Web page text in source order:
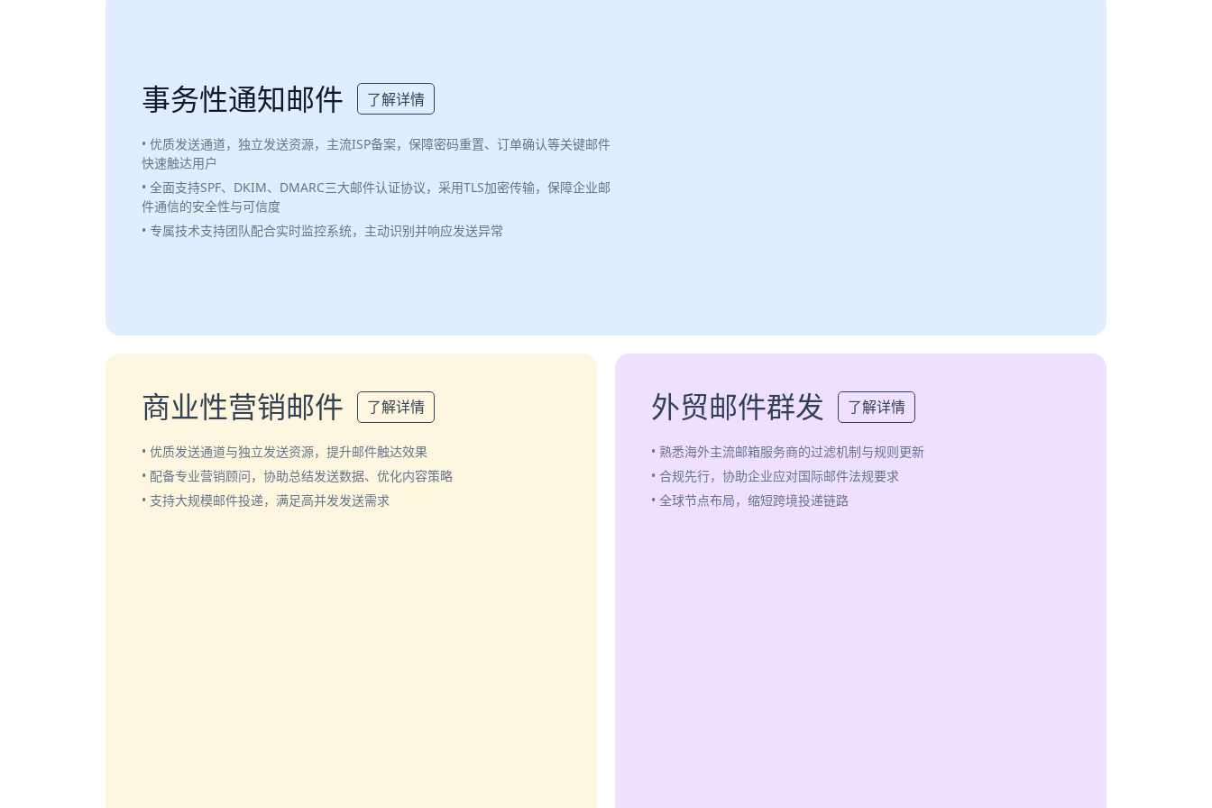
事务性通知邮件 了解详情
• 优质发送通道，独立发送资源，主流ISP备案，保障密码重置、订单确认等关键邮件
快速触达用户
• 全面支持SPF、DKIM、DMARC三大邮件认证协议，采用TLS加密传输，保障企业邮
件通信的安全性与可信度
• 专属技术支持团队配合实时监控系统，主动识别并响应发送异常
商业性营销邮件 了解详情
• 优质发送通道与独立发送资源，提升邮件触达效果
• 配备专业营销顾问，协助总结发送数据、优化内容策略
• 支持大规模邮件投递，满足高并发发送需求
外贸邮件群发 了解详情
• 熟悉海外主流邮箱服务商的过滤机制与规则更新
• 合规先行，协助企业应对国际邮件法规要求
• 全球节点布局，缩短跨境投递链路